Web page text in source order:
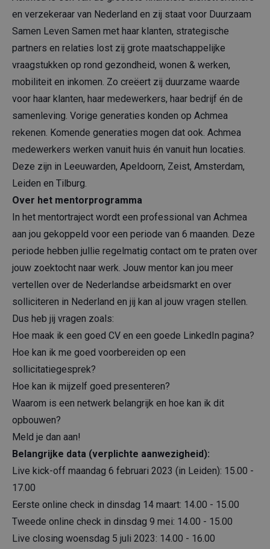
en verzekeraar van Nederland en zij staat voor Duurzaam
Samen Leven Samen met haar klanten, strategische
partners en relaties lost zij grote maatschappelijke
vraagstukken op rond gezondheid, wonen & werken,
mobiliteit en inkomen. Zo creëert zij duurzame waarde
voor haar klanten, haar medewerkers, haar bedrijf én de
samenleving. Vorige generaties konden op Achmea
rekenen. Komende generaties mogen dat ook. Achmea
medewerkers werken vanuit huis én vanuit hun locaties.
Deze zijn in Leeuwarden, Apeldoorn, Zeist, Amsterdam,
Leiden en Tilburg.
Over het mentorprogramma
In het mentortraject wordt een professional van Achmea
aan jou gekoppeld voor een periode van 6 maanden. Deze
periode hebben jullie regelmatig contact om te praten over
jouw zoektocht naar werk. Jouw mentor kan jou meer
vertellen over de Nederlandse arbeidsmarkt en over
solliciteren in Nederland en jij kan al jouw vragen stellen.
Dus heb jij vragen zoals:
Hoe maak ik een goed CV en een goede LinkedIn pagina?
Hoe kan ik me goed voorbereiden op een
sollicitatiegesprek?
Hoe kan ik mijzelf goed presenteren?
Waarom is een netwerk belangrijk en hoe kan ik dit
opbouwen?
Meld je dan aan!
Belangrijke data (verplichte aanwezigheid):
Live kick-off maandag 6 februari 2023 (in Leiden): 15.00 -
17.00
Eerste online check in dinsdag 14 maart: 14.00 - 15.00
Tweede online check in dinsdag 9 mei: 14.00 - 15.00
Live closing woensdag 5 juli 2023: 14.00 - 16.00